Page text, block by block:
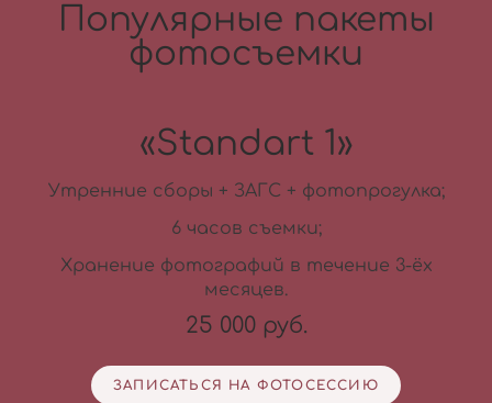
Популярные пакеты
фотосъемки
«Standart 1»
Утренние сборы + ЗАГС + фотопрогулка;
6 часов съемки;
Хранение фотографий в течение 3-ёх
месяцев.
25 000 руб.
ЗАПИСАТЬСЯ НА ФОТОСЕССИЮ